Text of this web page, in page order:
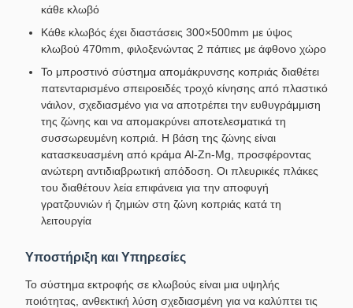
κάθε κλωβό
Κάθε κλωβός έχει διαστάσεις 300×500mm με ύψος
κλωβού 470mm, φιλοξενώντας 2 πάπιες με άφθονο χώρο
Το μπροστινό σύστημα απομάκρυνσης κοπριάς διαθέτει
πατενταρισμένο σπειροειδές τροχό κίνησης από πλαστικό
νάιλον, σχεδιασμένο για να αποτρέπει την ευθυγράμμιση
της ζώνης και να απομακρύνει αποτελεσματικά τη
συσσωρευμένη κοπριά. Η βάση της ζώνης είναι
κατασκευασμένη από κράμα Al-Zn-Mg, προσφέροντας
ανώτερη αντιδιαβρωτική απόδοση. Οι πλευρικές πλάκες
του διαθέτουν λεία επιφάνεια για την αποφυγή
γρατζουνιών ή ζημιών στη ζώνη κοπριάς κατά τη
λειτουργία
Υποστήριξη και Υπηρεσίες
Το σύστημα εκτροφής σε κλωβούς είναι μια υψηλής
ποιότητας, ανθεκτική λύση σχεδιασμένη για να καλύπτει τις